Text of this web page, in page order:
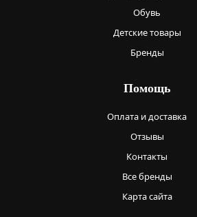
Обувь
Детские товары
Бренды
Помощь
Оплата и доставка
Отзывы
Контакты
Все бренды
Карта сайта